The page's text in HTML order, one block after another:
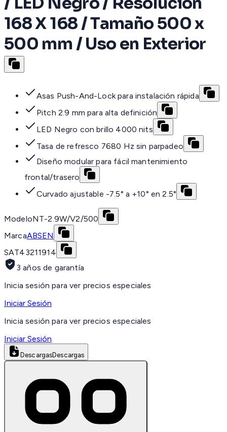
168 X 168 / Tamaño 500 x
500 mm / Uso en Exterior
Asas Push-And-Lock para instalación rápida
Pitch 2.9 mm para alta definición
LED Negro con brillo 4000 nits
Tasa de refresco 7680 Hz sin parpadeo
Diseño modular para fácil mantenimiento
frontal/trasero
Curvado ajustable -7.5° a +10° en 2.5°
ModeloNT-2.9W/V2/500
MarcaABSEN
SAT43211914
3 años de garantía
Inicia sesión para ver precios especiales
Iniciar Sesión
Inicia sesión para ver precios especiales
Iniciar Sesión
DescargasDescargas